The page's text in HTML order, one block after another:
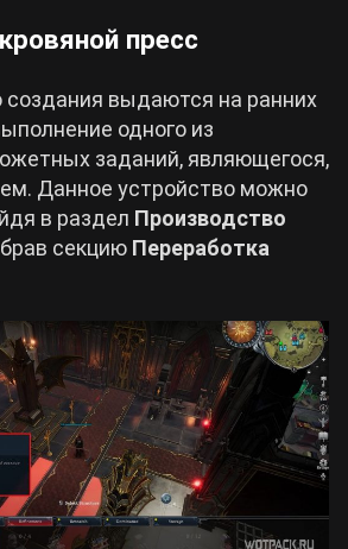
пресс
создания выдаются на ранних
одного из
заданий, являющегося,
Данное устройство можно
в раздел Производство
секцию Переработка